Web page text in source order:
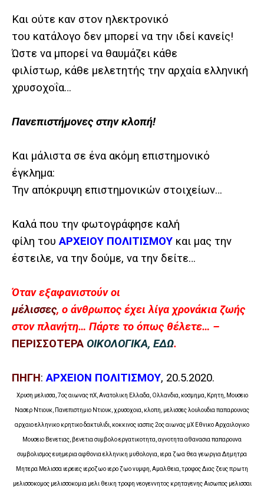
Και ούτε καν στον ηλεκτρονικό
του κατάλογο δεν μπορεί να την ιδεί κανείς!
Ώστε να μπορεί να θαυμάζει κάθε
φιλίστωρ, κάθε μελετητής την αρχαία ελληνική
χρυσοχοΐα…
Πανεπιστήμονες στην κλοπή!
Και μάλιστα σε ένα ακόμη επιστημονικό
έγκλημα:
Την απόκρυψη επιστημονικών στοιχείων…
Καλά που την φωτογράφησε καλή
φίλη τουΑΡΧΕΙΟΥ ΠΟΛΙΤΙΣΜΟΥ και μας την
έστειλε, να την δούμε, να την δείτε…
Όταν εξαφανιστούν οι
μέλισσες, ο άνθρωπος έχει λίγα χρονάκια ζωής
στον πλανήτη… Πάρτε το όπως θέλετε… –
ΠΕΡΙΣΣΟΤΕΡΑ ΟΙΚΟΛΟΓΙΚΑ, ΕΔΩ.
ΠΗΓΗ:ΑΡΧΕΙΟΝ ΠΟΛΙΤΙΣΜΟΥ, 20.5.2020.
Χρυση μελισσα, 7ος αιωνας πΧ, Ανατολικη Ελλαδα, Ολλανδια, κοσμημα, Κρητη, Μουσειο
Νασερ Ντιουκ, Πανεπιστημιο Ντιουκ, χρυσοχοια, κλοπη, μελισσες λουλουδια παπαρουνας
αρχαιο ελληνικο κρητικο δακτυλιδι, κοκκινος ιασπις 2ος αιωνας μΧ Εθνικο Αρχαιλογικο
Μουσειο Βενετιας, βενετια συμβολο εργατικοτητα, αγνοτητα αθανασια παπαρουνα
συμβολισμος ευημερια αφθονια ελληνικη μυθολογια, ιερα ζωα θεα γεωργια Δημητρα
Μητερα Μελισσα ιερειες ιεροζωο ιερο ζωο νυμφη, Αμαλθεια, τροφος Διας ζευς πρωτη
μελισσοκομος μελισσοκομια μελι θεικη τροφη νεογεννητος κρηταγενης Αισωπος μελισσαι